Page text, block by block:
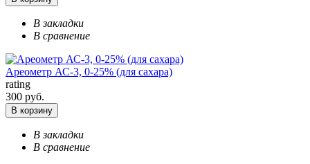
В закладки
В сравнение
Ареометр АС-3, 0-25% (для сахара)
rating
300 руб.
В корзину
В закладки
В сравнение